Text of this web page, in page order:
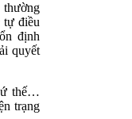
thường
tự điều
định
quyết
thế…
trạng